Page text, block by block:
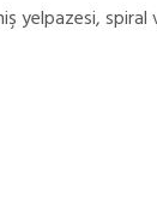
yelpazesi,